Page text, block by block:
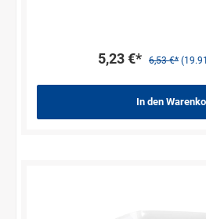
5,23 €* 6,53 €*
In den